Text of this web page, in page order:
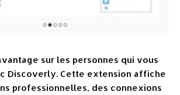
sur les personnes qui vous
Discoverly. Cette extension affiche
professionnelles, des connexions